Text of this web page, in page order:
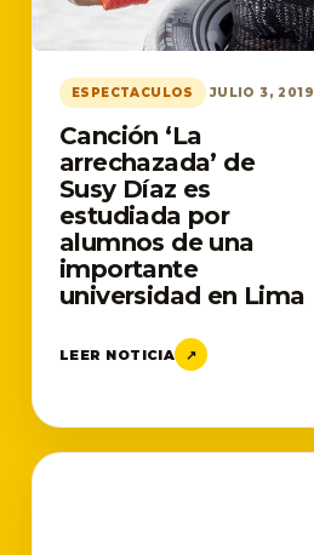
ESPECTACULOS JULIO 3, 2019
Canción ‘La
arrechazada’ de
Susy Díaz es
estudiada por
alumnos de una
importante
universidad en Lima
LEER NOTICIA ↗